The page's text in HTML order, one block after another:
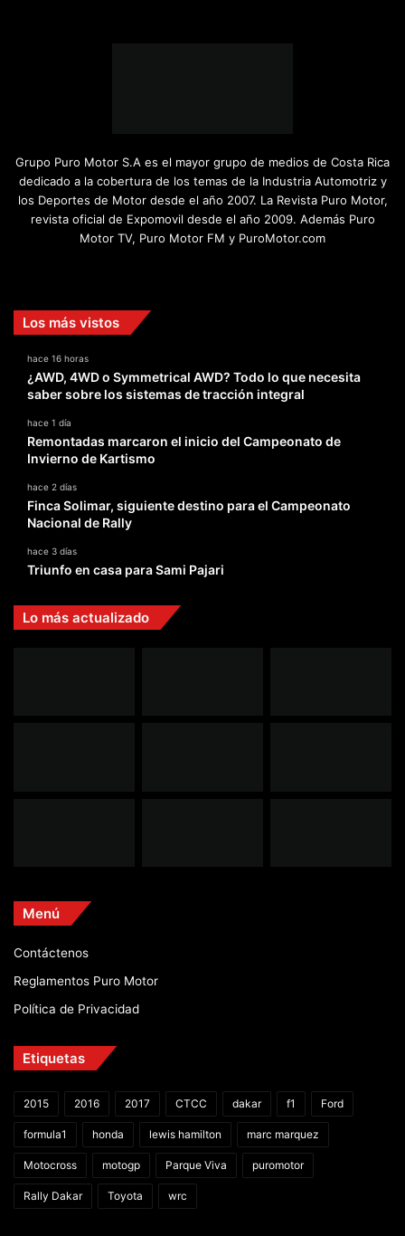
Grupo Puro Motor S.A es el mayor grupo de medios de Costa Rica
dedicado a la cobertura de los temas de la Industria Automotriz y
los Deportes de Motor desde el año 2007. La Revista Puro Motor,
revista oficial de Expomovil desde el año 2009. Además Puro
Motor TV, Puro Motor FM y PuroMotor.com
Los más vistos
hace 16 horas
¿AWD, 4WD o Symmetrical AWD? Todo lo que necesita
saber sobre los sistemas de tracción integral
hace 1 día
Remontadas marcaron el inicio del Campeonato de
Invierno de Kartismo
hace 2 días
Finca Solimar, siguiente destino para el Campeonato
Nacional de Rally
hace 3 días
Triunfo en casa para Sami Pajari
Lo más actualizado
Menú
Contáctenos
Reglamentos Puro Motor
Política de Privacidad
Etiquetas
2015 2016 2017 CTCC dakar f1 Ford
formula1 honda lewis hamilton marc marquez
Motocross motogp Parque Viva puromotor
Rally Dakar Toyota wrc